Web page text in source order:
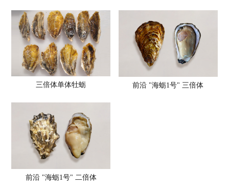
三倍体单体牡蛎 前沿 "海蛎1号" 三倍体
前沿 "海蛎1号" 二倍体